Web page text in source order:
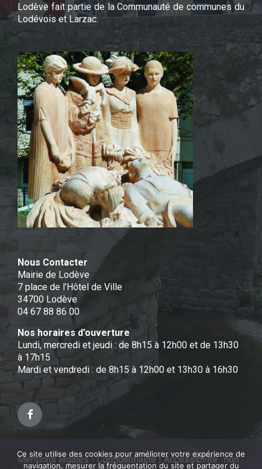
Lodève fait partie de la Communauté de communes du
Lodévois et Larzac.
Nous Contacter
Mairie de Lodève
7 place de l'Hôtel de Ville
34700 Lodève
04 67 88 86 00
Nos horaires d’ouverture
Lundi, mercredi et jeudi : de 8h15 à 12h00 et de 13h30
à 17h15
Mardi et vendredi : de 8h15 à 12h00 et 13h30 à 16h30
Facebook
Mentions légales - Confidentialité|Accessibilité : non
Ce site utilise des cookies pour améliorer votre expérience de
navigation, mesurer la fréquentation du site et partager du